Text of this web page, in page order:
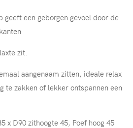
een geborgen gevoel door de
zit.
aangenaam zitten, ideale relax
te zakken of lekker ontspannen een
x D90 zithoogte 45, Poef hoog 45